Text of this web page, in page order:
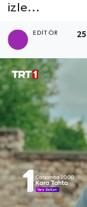
izle...
EDITÖR
SAĞLIK
BÖLGE
KEŞFET
POPÜLER
DÜNYA
TREND